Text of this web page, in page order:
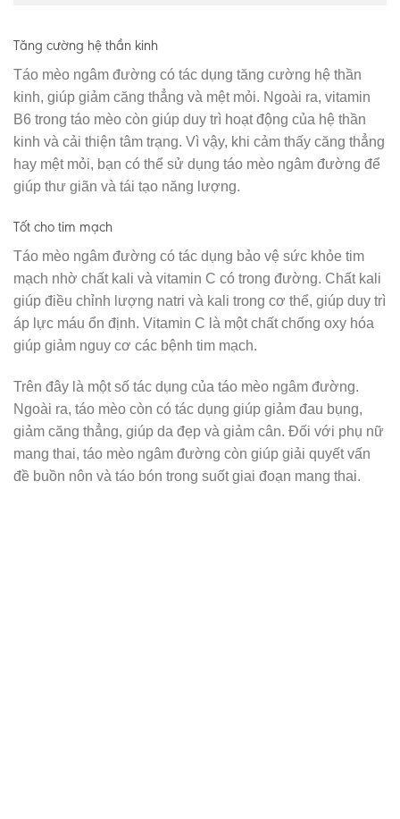
Tăng cường hệ thần kinh
Táo mèo ngâm đường có tác dụng tăng cường hệ thần
kinh, giúp giảm căng thẳng và mệt mỏi. Ngoài ra, vitamin
B6 trong táo mèo còn giúp duy trì hoạt động của hệ thần
kinh và cải thiện tâm trạng. Vì vậy, khi cảm thấy căng thẳng
hay mệt mỏi, bạn có thể sử dụng táo mèo ngâm đường để
giúp thư giãn và tái tạo năng lượng.
Tốt cho tim mạch
Táo mèo ngâm đường có tác dụng bảo vệ sức khỏe tim
mạch nhờ chất kali và vitamin C có trong đường. Chất kali
giúp điều chỉnh lượng natri và kali trong cơ thể, giúp duy trì
áp lực máu ổn định. Vitamin C là một chất chống oxy hóa
giúp giảm nguy cơ các bệnh tim mạch.
Trên đây là một số tác dụng của táo mèo ngâm đường.
Ngoài ra, táo mèo còn có tác dụng giúp giảm đau bụng,
giảm căng thẳng, giúp da đẹp và giảm cân. Đối với phụ nữ
mang thai, táo mèo ngâm đường còn giúp giải quyết vấn
đề buồn nôn và táo bón trong suốt giai đoạn mang thai.